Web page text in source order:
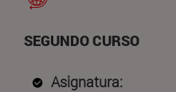
SEGUNDO CURSO
Asignatura: